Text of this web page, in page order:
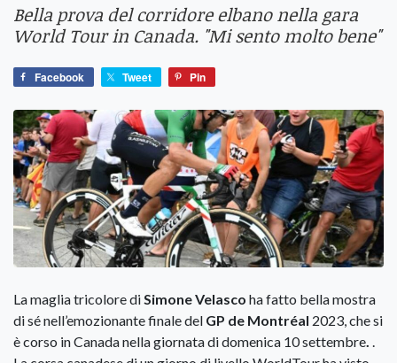
Bella prova del corridore elbano nella gara
World Tour in Canada. "Mi sento molto bene"
Facebook Tweet Pin
La maglia tricolore di Simone Velasco ha fatto bella mostra
di sé nell’emozionante finale del GP de Montréal 2023, che si
è corso in Canada nella giornata di domenica 10 settembre